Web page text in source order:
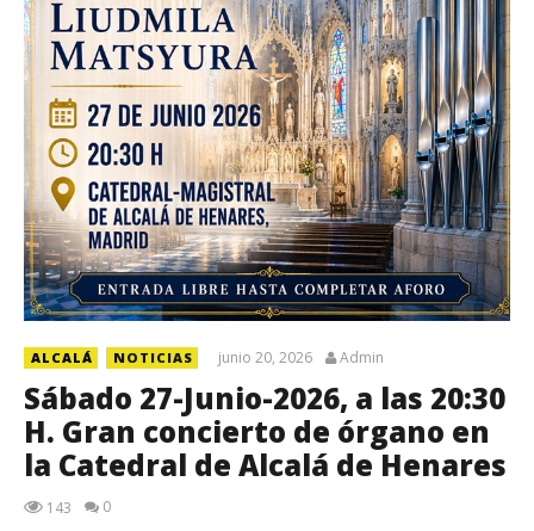
ALCALÁ NOTICIAS junio 20, 2026 Admin
Sábado 27-Junio-2026, a las 20:30
H. Gran concierto de órgano en
la Catedral de Alcalá de Henares
143 0